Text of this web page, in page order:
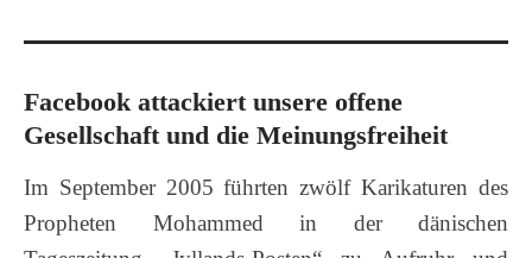
Facebook attackiert unsere offene
Gesellschaft und die Meinungsfreiheit
Im September 2005 führten zwölf Karikaturen des
Propheten Mohammed in der dänischen